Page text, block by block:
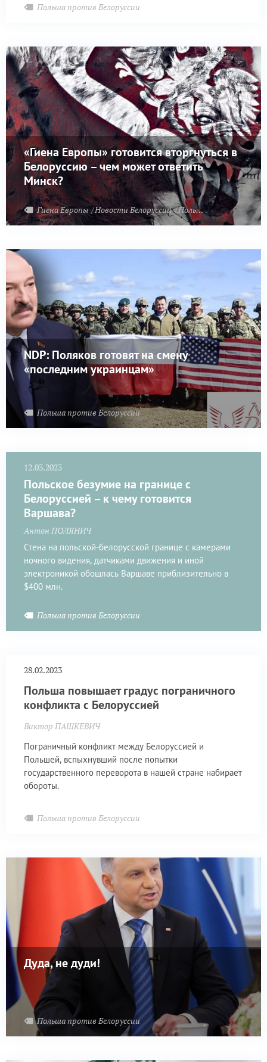
Польша против Белоруссии
«Гиена Европы» готовится вторгнуться в
Белоруссию – чем может ответить
Минск?
Гиена Европы Новости Белоруссии Польша против Белоруссии
NDP: Поляков готовят на смену
«последним украинцам»
Польша против Белоруссии
12.03.2023
Польское безумие на границе с
Белоруссией – к чему готовится
Варшава?
Антон ПОЛЯНИЧ
Стена на польской-белорусской границе с камерами
ночного видения, датчиками движения и иной
электроникой обошлась Варшаве приблизительно в
$400 млн.
Польша против Белоруссии
28.02.2023
Польша повышает градус пограничного
конфликта с Белоруссией
Виктор ПАШКЕВИЧ
Пограничный конфликт между Белоруссией и
Польшей, вспыхнувший после попытки
государственного переворота в нашей стране набирает
обороты.
Польша против Белоруссии
Дуда, не дуди!
Польша против Белоруссии